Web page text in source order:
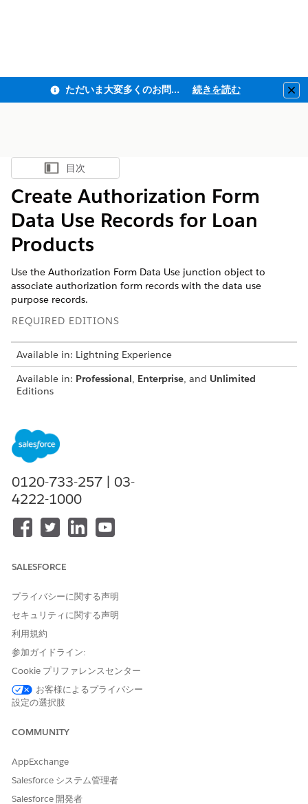
ただいま大変多くのお問い合わせをいただいており、ご連絡までにお時間を頂戴しております 続きを読む
目次を表示
目次
Create Authorization Form
Data Use Records for Loan
Products
Use the Authorization Form Data Use junction object to
associate authorization form records with the data use
purpose records.
REQUIRED EDITIONS
Available in: Lightning Experience
Available in: Professional, Enterprise, and Unlimited
Editions
Create authorization form records
Create authorization form text records
From the App Launcher, find and select
Form Data Use
ClickNew, and enter the authorization form data use
details.
Enter a name for the authorization form data use
For example,
for the home loan product.
Select a data use purpose record that you created for
the home loan product.
Save your changes.
Similarly, create an authorization form data use record for
each authorization form that you want to associate with
the data use purpose.
0120-733-257 | 03-
4222-1000
SALESFORCE
プライバシーに関する声明
セキュリティに関する声明
利用規約
参加ガイドライン:
Cookie プリファレンスセンター
お客様によるプライバシー
設定の選択肢
COMMUNITY
AppExchange
Salesforce システム管理者
Salesforce 開発者